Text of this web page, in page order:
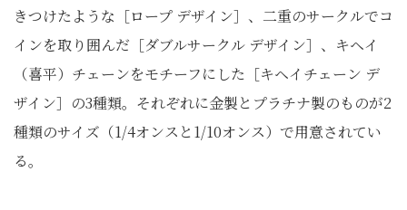
きつけたような［ロープ デザイン］、二重のサークルでコ
インを取り囲んだ［ダブルサークル デザイン］、キヘイ
（喜平）チェーンをモチーフにした［キヘイチェーン デ
ザイン］の3種類。それぞれに金製とプラチナ製のものが2
種類のサイズ（1/4オンスと1/10オンス）で用意されてい
る。